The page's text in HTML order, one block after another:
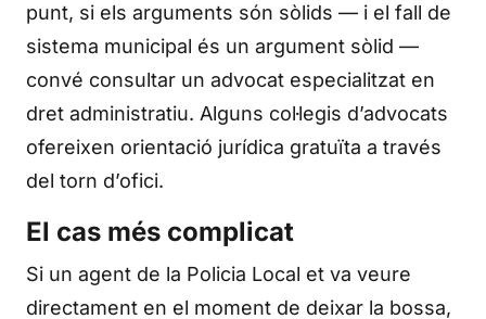
punt, si els arguments són sòlids — i el fall de
sistema municipal és un argument sòlid —
convé consultar un advocat especialitzat en
dret administratiu. Alguns col·legis d’advocats
ofereixen orientació jurídica gratuïta a través
del torn d’ofici.
El cas més complicat
Si un agent de la Policia Local et va veure
directament en el moment de deixar la bossa,